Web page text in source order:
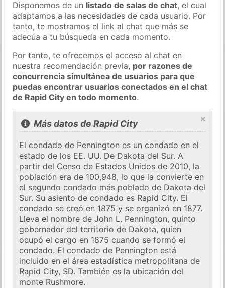
Disponemos de un listado de salas de chat, el cual
adaptamos a las necesidades de cada usuario. Por
tanto, te mostramos el link al chat que más se
adecúa a tu búsqueda en cada momento.
Por tanto, te ofrecemos el acceso al chat en
nuestra recomendación previa, por razones de
concurrencia simultánea de usuarios para que
puedas encontrar usuarios conectados en el chat
de Rapid City en todo momento.
×
Más datos de Rapid City
El condado de Pennington es un condado en el
estado de los EE. UU. De Dakota del Sur. A
partir del Censo de Estados Unidos de 2010, la
población era de 100,948, lo que la convierte en
el segundo condado más poblado de Dakota del
Sur. Su asiento de condado es Rapid City. El
condado se creó en 1875 y se organizó en 1877.
Lleva el nombre de John L. Pennington, quinto
gobernador del territorio de Dakota, quien
ocupó el cargo en 1875 cuando se formó el
condado. El condado de Pennington está
incluido en el área estadística metropolitana de
Rapid City, SD. También es la ubicación del
monte Rushmore.